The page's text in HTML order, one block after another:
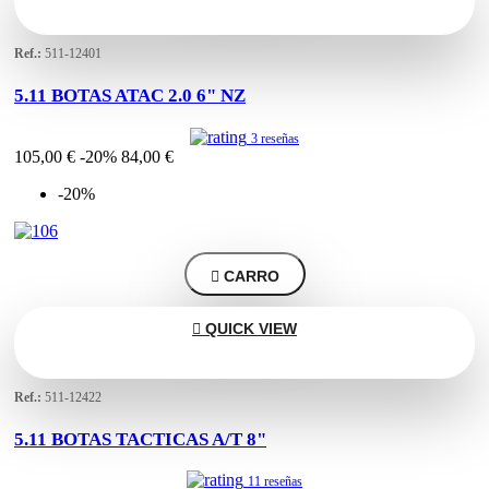
Ref.: 511-12401
5.11 BOTAS ATAC 2.0 6" NZ
3 reseñas
105,00 € -20% 84,00 €
-20%
 CARRO
 QUICK VIEW
Ref.: 511-12422
5.11 BOTAS TACTICAS A/T 8"
11 reseñas